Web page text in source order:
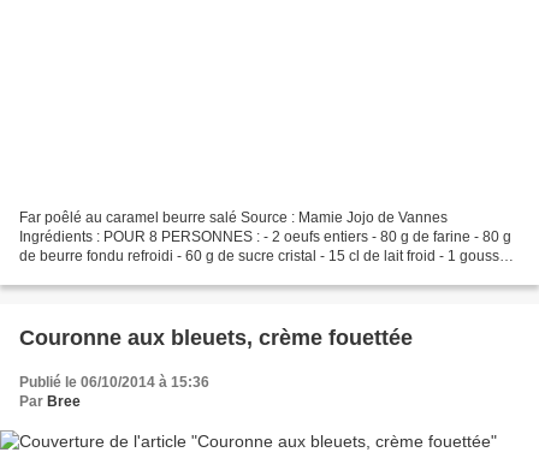
Far poêlé au caramel beurre salé Source : Mamie Jojo de Vannes
Ingrédients : POUR 8 PERSONNES : - 2 oeufs entiers - 80 g de farine - 80 g
de beurre fondu refroidi - 60 g de sucre cristal - 15 cl de lait froid - 1 gousse
Couronne aux bleuets, crème fouettée
Publié le 06/10/2014 à 15:36
Par Bree